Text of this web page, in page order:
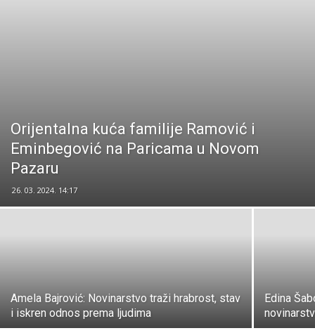
Orijentalna kuća familije Ramović i
Eminbegović na Paricama u Novom
Pazaru
26. 03. 2024. 14:17
Amela Bajrović: Novinarstvo traži hrabrost, stav
i iskren odnos prema ljudima
Edina